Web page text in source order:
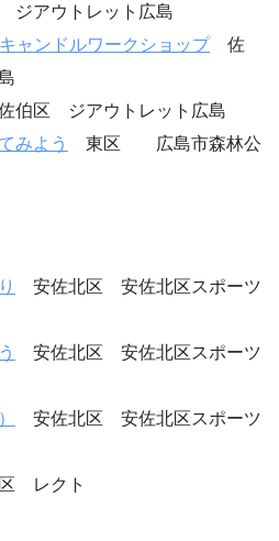
アウトレット広島
ャンドルワークショップ佐
島
伯区 ジアウトレット広島
みよう
東区 広島市森林公
安佐北区 安佐北区スポーツ
安佐北区 安佐北区スポーツ
安佐北区 安佐北区スポーツ
レクト